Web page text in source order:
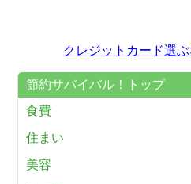
クレジットカード選
節約サバイバル！トップ
食費
住まい
美容